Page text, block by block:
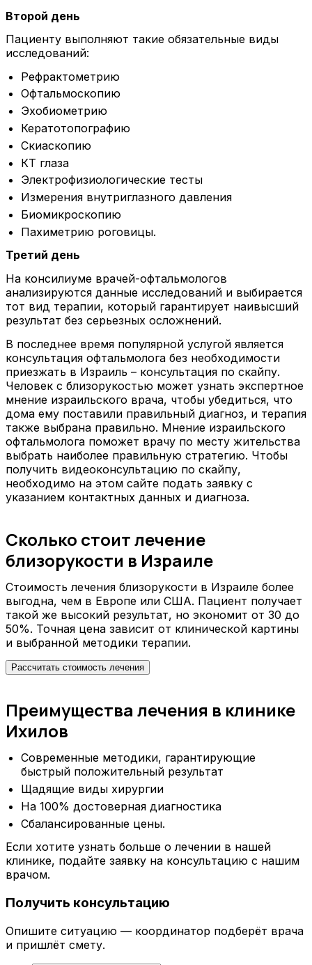
Второй день
Пациенту выполняют такие обязательные виды
исследований:
Рефрактометрию
Офтальмоскопию
Эхобиометрию
Кератотопографию
Скиаскопию
КТ глаза
Электрофизиологические тесты
Измерения внутриглазного давления
Биомикроскопию
Пахиметрию роговицы.
Третий день
На консилиуме врачей-офтальмологов
анализируются данные исследований и выбирается
тот вид терапии, который гарантирует наивысший
результат без серьезных осложнений.
В последнее время популярной услугой является
консультация офтальмолога без необходимости
приезжать в Израиль – консультация по скайпу.
Человек с близорукостью может узнать экспертное
мнение израильского врача, чтобы убедиться, что
дома ему поставили правильный диагноз, и терапия
также выбрана правильно. Мнение израильского
офтальмолога поможет врачу по месту жительства
выбрать наиболее правильную стратегию. Чтобы
получить видеоконсультацию по скайпу,
необходимо на этом сайте подать заявку с
указанием контактных данных и диагноза.
Сколько стоит лечение
близорукости в Израиле
Стоимость лечения близорукости в Израиле более
выгодна, чем в Европе или США. Пациент получает
такой же высокий результат, но экономит от 30 до
50%. Точная цена зависит от клинической картины
и выбранной методики терапии.
Рассчитать стоимость лечения
Преимущества лечения в клинике
Ихилов
Современные методики, гарантирующие
быстрый положительный результат
Щадящие виды хирургии
На 100% достоверная диагностика
Сбалансированные цены.
Если хотите узнать больше о лечении в нашей
клинике, подайте заявку на консультацию с нашим
врачом.
Получить консультацию
Опишите ситуацию — координатор подберёт врача
и пришлёт смету.